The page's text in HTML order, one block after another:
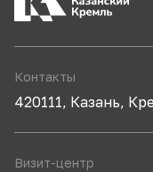
Контакты
420111, Казань,
Визит-центр